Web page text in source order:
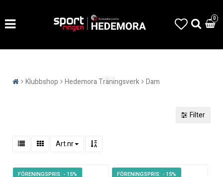
0
Klubbshop Hedemora Träningsverk Dam
Filter
Art.nr
- 15% - 15%